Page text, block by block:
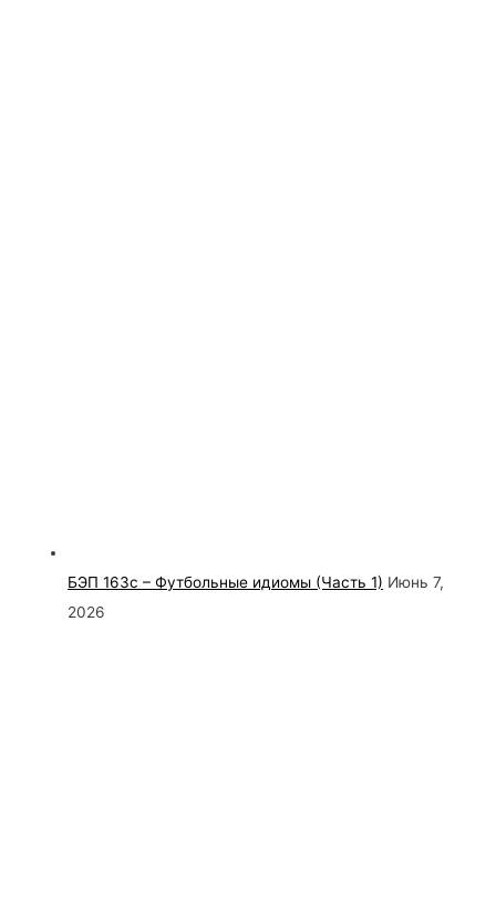
БЭП 163с – Футбольные идиомы (Часть 1) Июнь 7,
2026